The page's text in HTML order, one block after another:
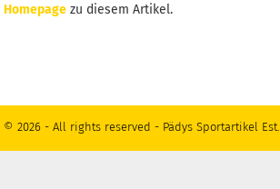
Homepage zu diesem Artikel.
© 2026 - All rights reserved - Pädys Sportartikel Est.